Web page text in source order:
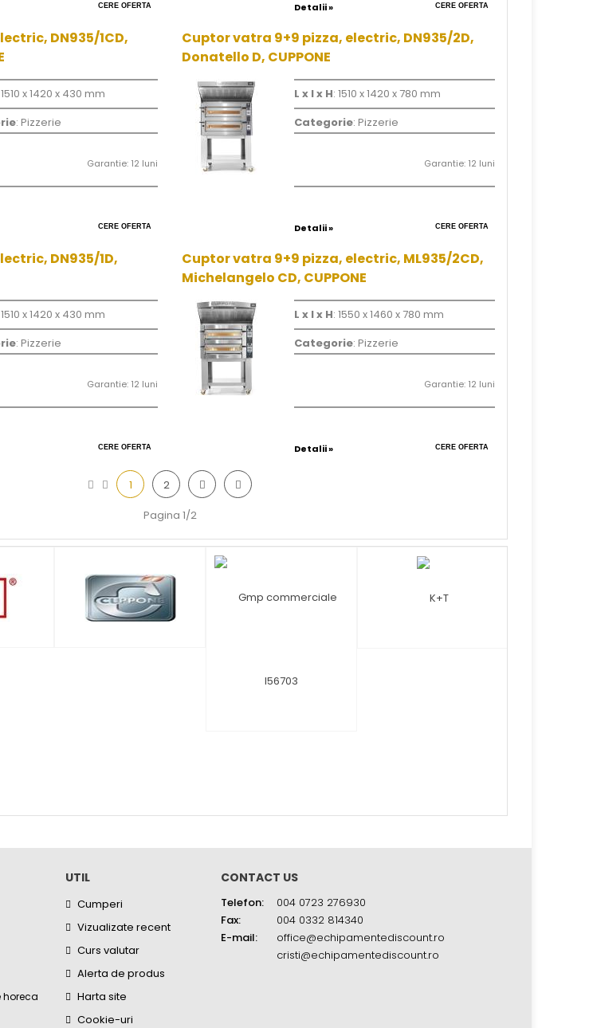
CERE OFERTA Detalii » CERE OFERTA
DN935/1CD,
1510 x 1420 x 430 mm
: Pizzerie
Garantie: 12 luni
CERE OFERTA
Cuptor vatra 9+9 pizza, electric, DN935/2D,
Donatello D, CUPPONE
L x l x H: 1510 x 1420 x 780 mm
Categorie: Pizzerie
Garantie: 12 luni
Detalii » CERE OFERTA
DN935/1D,
1510 x 1420 x 430 mm
: Pizzerie
Garantie: 12 luni
CERE OFERTA
Cuptor vatra 9+9 pizza, electric, ML935/2CD,
Michelangelo CD, CUPPONE
L x l x H: 1550 x 1460 x 780 mm
Categorie: Pizzerie
Garantie: 12 luni
Detalii » CERE OFERTA
1
2
Pagina 1/2
horeca
UTIL
Cumperi
Vizualizate recent
Curs valutar
Alerta de produs
Harta site
Cookie-uri
CONTACT US
Telefon:
004 0723 276930
Fax:
004 0332 814340
E-mail:
office@echipamentediscount.ro
cristi@echipamentediscount.ro